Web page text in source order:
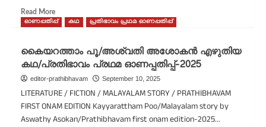
Read MoreRead
more
എഴുത്തും/
അഭിമുഖം/
ഇന്ദിരാ
ബാലൻ-
കളത്തിൽ/
പ്രതിഭാവം
ഓണപ്പതിപ്പ് കഥ പ്രതിഭാവം പ്രഥമ ഓണപ്പതിപ്പ്
കൈയറത്താം പൂ/അശ്വതി അശോകൻ എഴുതിയ
കഥ/പ്രതിഭാവം പ്രഥമ ഓണപ്പതിപ്പ്-2025
editor-prathibhavam September 10, 2025
LITERATURE / FICTION / MALAYALAM STORY / PRATHIBHAVAM
FIRST ONAM EDITION Kayyarattham Poo/Malayalam story by
Aswathy Asokan/Prathibhavam first onam edition-2025...